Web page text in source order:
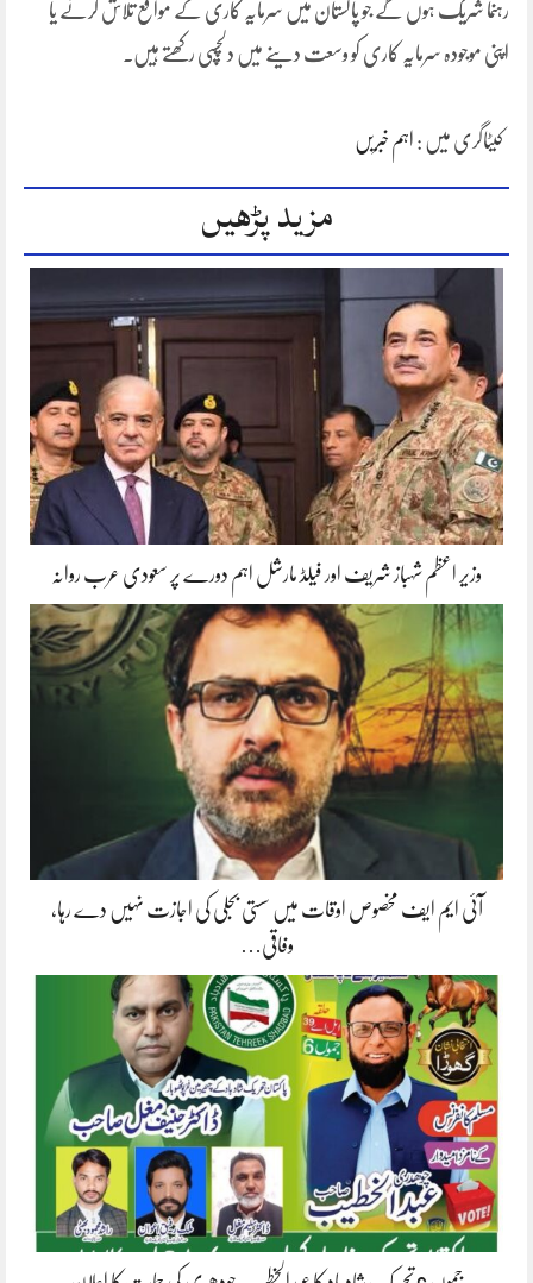
رہنما شریک ہوں گے جو پاکستان میں سرمایہ کاری کے مواقع تلاش کرنے یا
اپنی موجودہ سرمایہ کاری کو وسعت دینے میں دلچسپی رکھتے ہیں۔
کیٹاگری میں : اہم خبریں
مزید پڑھیں
وزیر اعظم شہباز شریف اور فیلڈ مارشل اہم دورے پر سعودی عرب روانہ
آئی ایم ایف مخصوص اوقات میں سستی بجلی کی اجازت نہیں دے رہا،
وفاقی…